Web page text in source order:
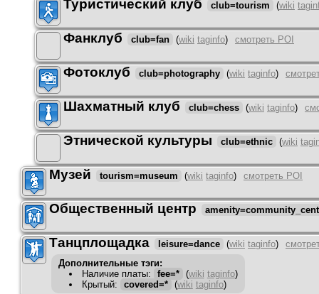
Туристический клуб club=tourism (wiki
Фанклуб club=fan (wiki taginfo) смотреть POI
Фотоклуб club=photography (wiki taginfo)
Шахматный клуб club=chess (wiki taginfo)
Этнической культуры club=ethnic (wiki
Музей tourism=museum (wiki taginfo) смотреть POI
Общественный центр
Танцплощадка leisure=dance (wiki taginfo)
Дополнительные тэги:
Наличие платы: fee=* (wiki taginfo)
Крытый: covered=* (wiki taginfo)